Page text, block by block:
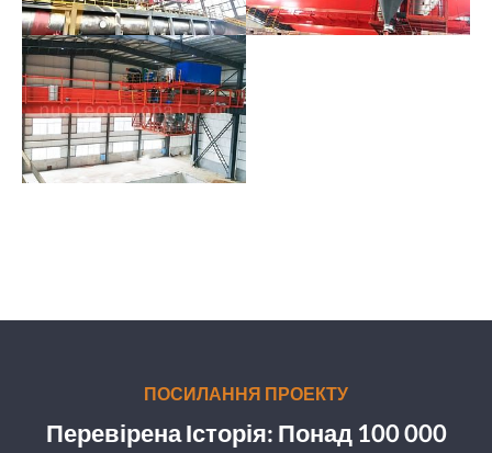
ПОСИЛАННЯ ПРОЕКТУ
Перевірена Історія: Понад 100 000